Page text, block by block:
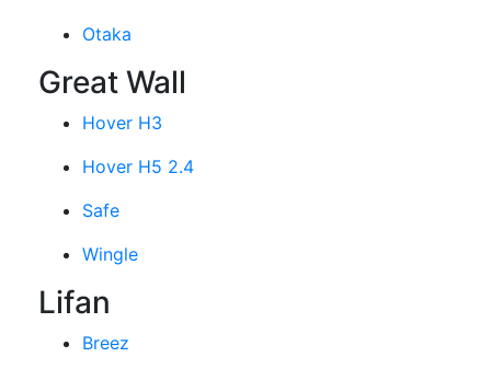
Otaka
Great Wall
Hover H3
Hover H5 2.4
Safe
Wingle
Lifan
Breez